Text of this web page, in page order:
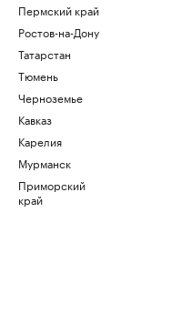
Пермский край
Ростов-на-Дону
Татарстан
Тюмень
Черноземье
Кавказ
Карелия
Мурманск
Приморский
край